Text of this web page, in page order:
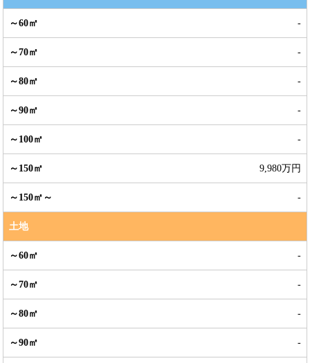
-
-
-
-
-
9,980万円
-
土地
-
-
-
-